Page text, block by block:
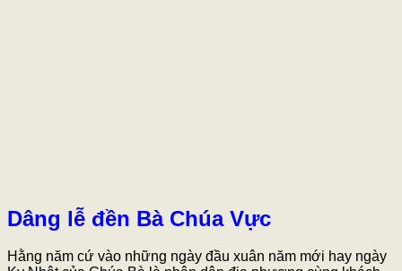
Dâng lễ đền Bà Chúa Vực
Hằng năm cứ vào những ngày đầu xuân năm mới hay ngày